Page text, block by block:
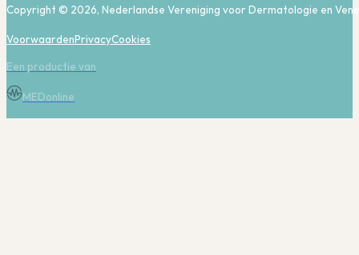
Copyright © 2026, Nederlandse Vereniging voor Dermatologie en
VoorwaardenPrivacyCookies
Een productie van
MEDonline